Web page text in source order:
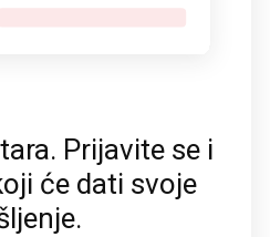
Prijavite se i
će dati svoje